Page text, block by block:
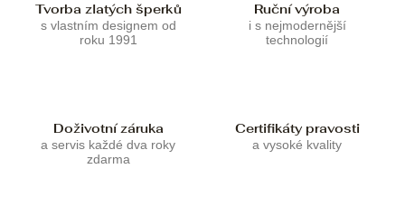
Tvorba zlatých šperků
s vlastním designem od
roku 1991
Ruční výroba
i s nejmodernější
technologií
Doživotní záruka
a servis každé dva roky
zdarma
Certifikáty pravosti
a vysoké kvality